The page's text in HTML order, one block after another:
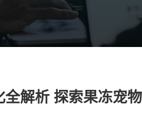
全解析 探索果冻宠